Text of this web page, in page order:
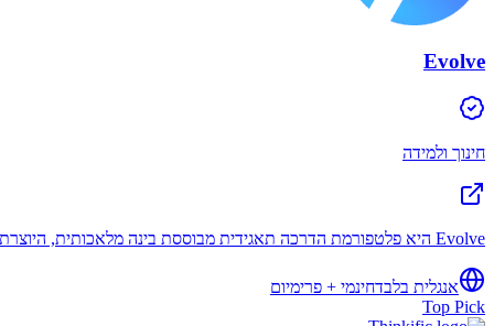
Evolve
חינוך ולמידה
Evolve היא פלטפורמת הדרכה תאגידית מבוססת בינה מלאכותית, היוצרת באופן אוטומטי קורסים, בונה סימולציות, מעריכה מיומנויות ומספקת ניתוחים בזמן אמת לשיפור ביצועי הצוות.
אנגלית בלבדחינמי + פרימיום
Top Pick